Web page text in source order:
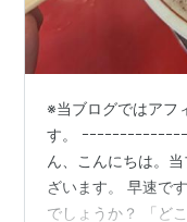
※当ブログではアフ
す。 ｰｰｰｰｰｰｰｰｰｰｰｰｰ
ん、こんにちは。
ざいます。 早速で
でしょうか？ 「ど